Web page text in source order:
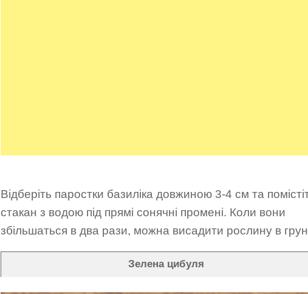
Відберіть паростки базиліка довжиною 3-4 см та
стакан з водою під прямі сонячні промені. Коли вони
збільшаться в два рази, можна висадити рослину в
Зелена цибуля